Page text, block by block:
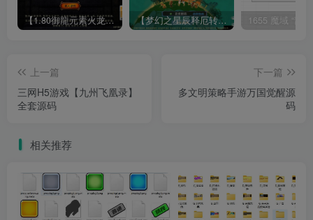
【1.80御龍元素火龙[摸摸登陆器]】战神引擎WIN服务端+GM工具+充值后台+双端+架设教程 【梦幻之星辰释厄转尊享挂机版】MT3换皮梦幻西游Linux服务端+GM后台+双端+源码+架设教程
上一篇
三网H5游戏【九州飞凰录】
全套源码
下一篇
多文明策略手游万国觉醒源
码
相关推荐